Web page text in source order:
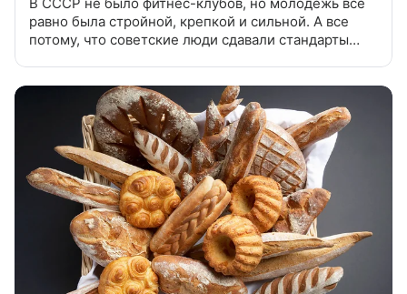
В СССР не было фитнес-клубов, но молодежь все
равно была стройной, крепкой и сильной. А все
потому, что советские люди сдавали стандарты